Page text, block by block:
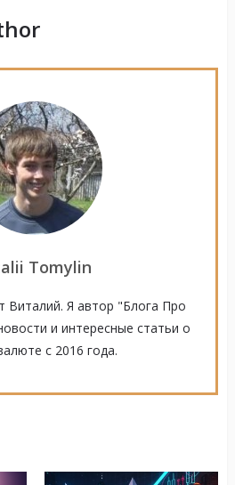
Tomylin
Виталий. Я автор "Блога Про
и интересные статьи о
с 2016 года.